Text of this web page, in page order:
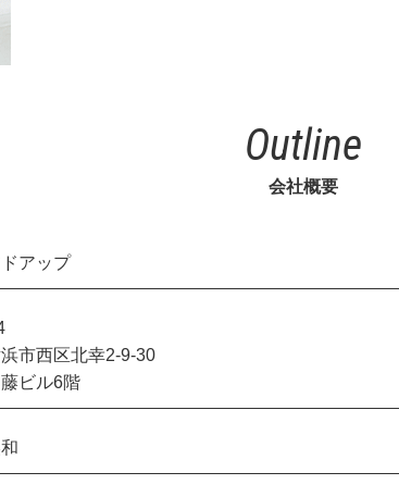
Outline
会社概要
アップ
市西区北幸2-9-30
ビル6階